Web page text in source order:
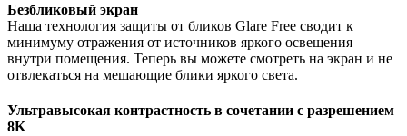
Безбликовый экран
Наша технология защиты от бликов Glare Free сводит к
минимуму отражения от источников яркого освещения
внутри помещения. Теперь вы можете смотреть на экран и не
отвлекаться на мешающие блики яркого света.
Ультравысокая контрастность в сочетании с разрешением
8K